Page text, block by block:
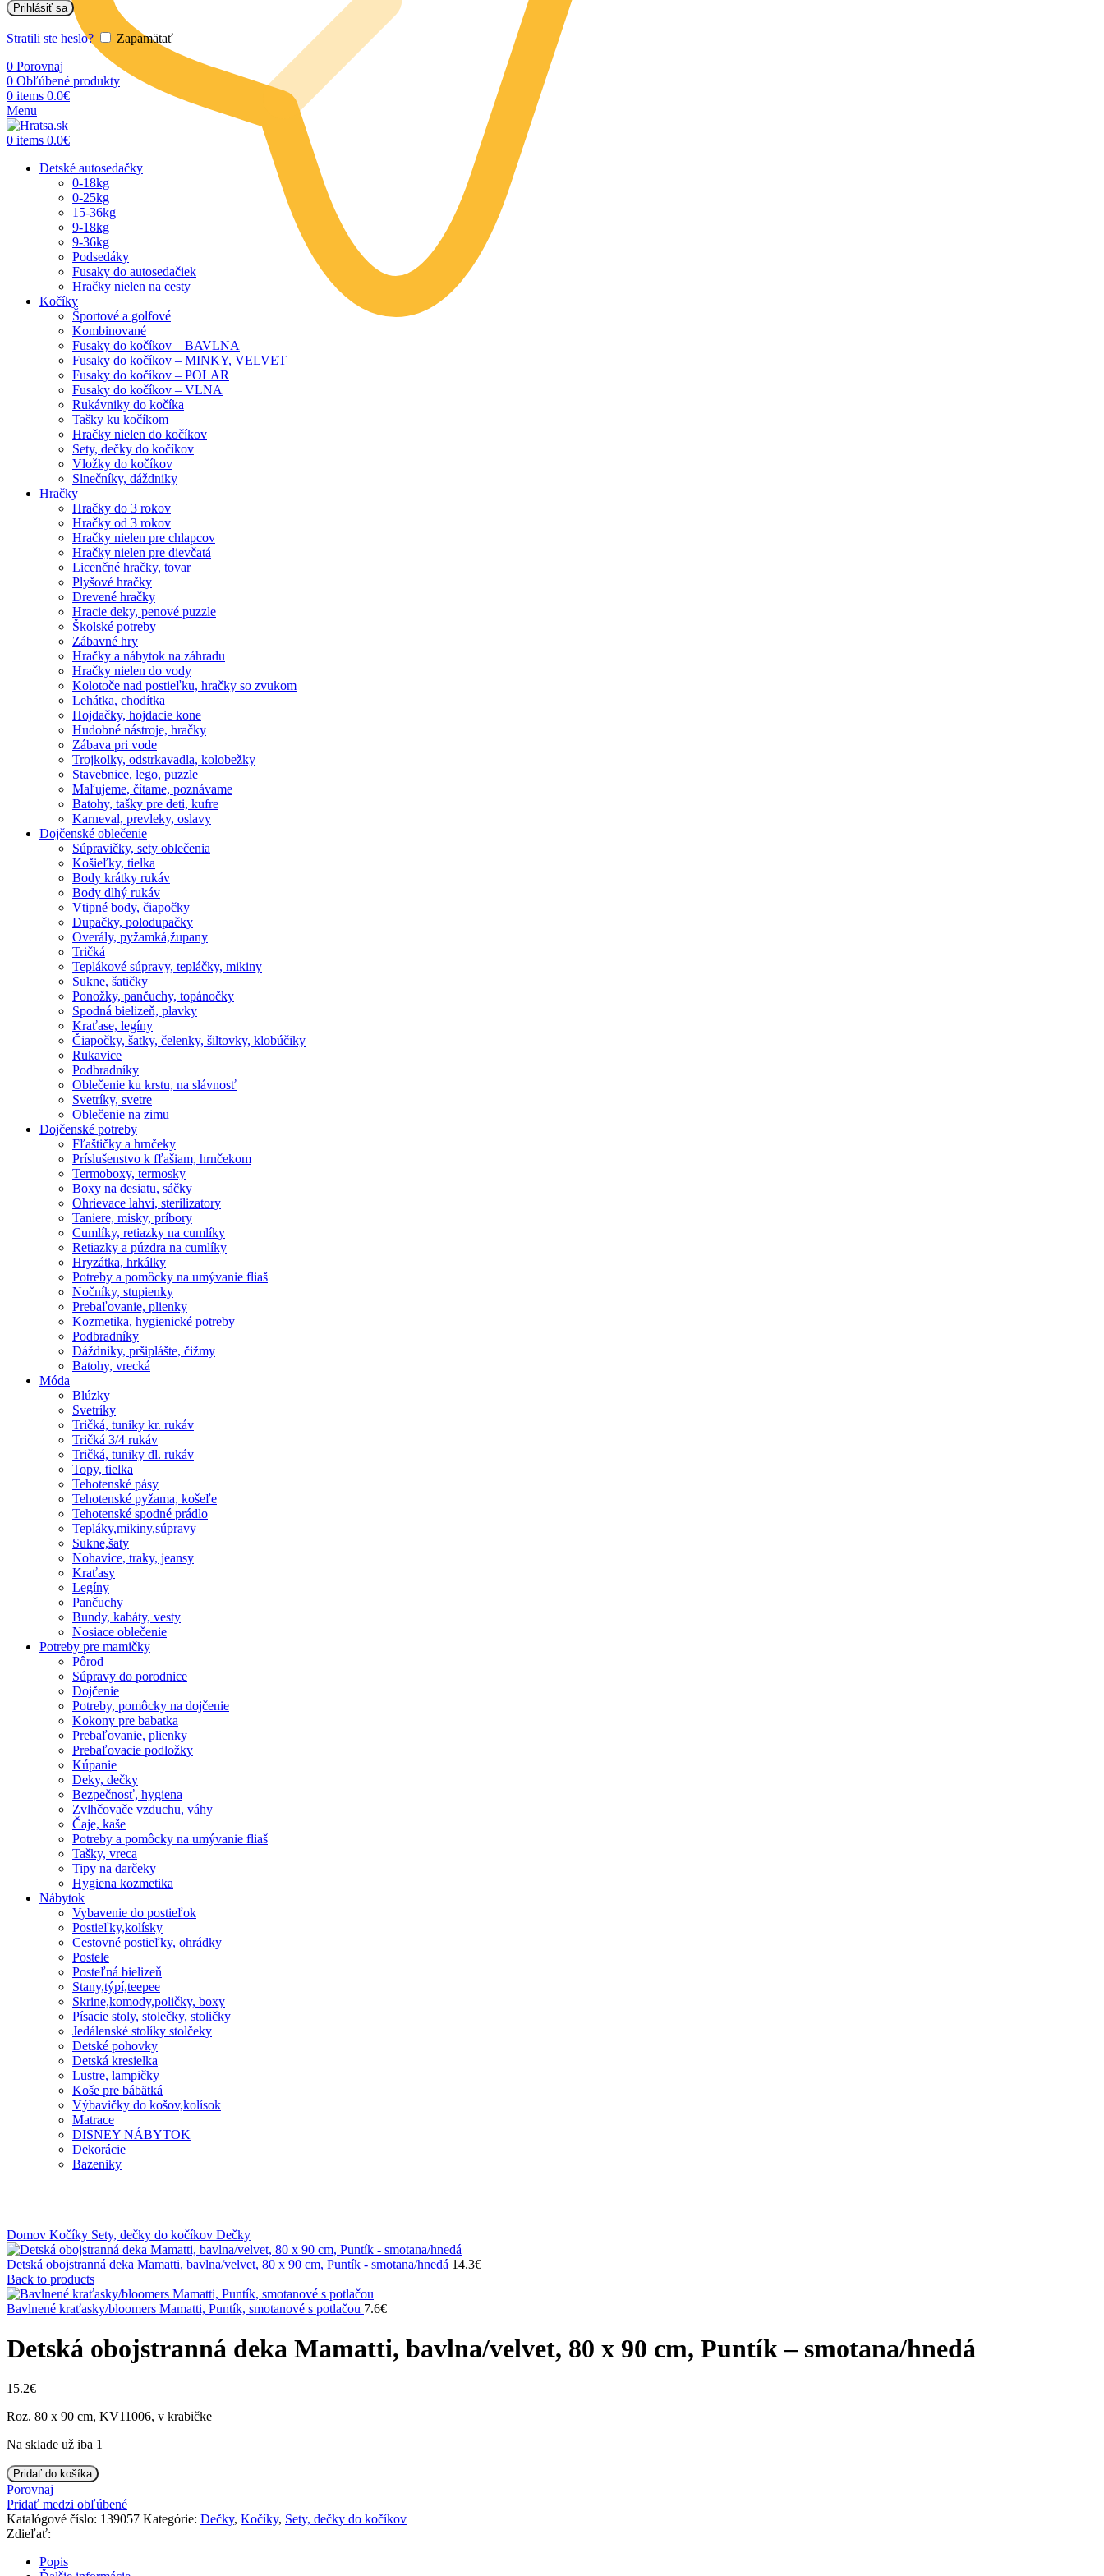
Prihlásiť sa
Stratili ste heslo?
Zapamätať
0 Porovnaj
0 Obľúbené produkty
0 items 0.0€
Menu
0 items 0.0€
Detské autosedačky
0-18kg
0-25kg
15-36kg
9-18kg
9-36kg
Podsedáky
Fusaky do autosedačiek
Hračky nielen na cesty
Kočíky
Športové a golfové
Kombinované
Fusaky do kočíkov – BAVLNA
Fusaky do kočíkov – MINKY, VELVET
Fusaky do kočíkov – POLAR
Fusaky do kočíkov – VLNA
Rukávniky do kočíka
Tašky ku kočíkom
Hračky nielen do kočíkov
Sety, dečky do kočíkov
Vložky do kočíkov
Slnečníky, dáždniky
Hračky
Hračky do 3 rokov
Hračky od 3 rokov
Hračky nielen pre chlapcov
Hračky nielen pre dievčatá
Licenčné hračky, tovar
Plyšové hračky
Drevené hračky
Hracie deky, penové puzzle
Školské potreby
Zábavné hry
Hračky a nábytok na záhradu
Hračky nielen do vody
Kolotoče nad postieľku, hračky so zvukom
Lehátka, chodítka
Hojdačky, hojdacie kone
Hudobné nástroje, hračky
Zábava pri vode
Trojkolky, odstrkavadla, kolobežky
Stavebnice, lego, puzzle
Maľujeme, čítame, poznávame
Batohy, tašky pre deti, kufre
Karneval, prevleky, oslavy
Dojčenské oblečenie
Súpravičky, sety oblečenia
Košieľky, tielka
Body krátky rukáv
Body dlhý rukáv
Vtipné body, čiapočky
Dupačky, polodupačky
Overály, pyžamká,župany
Tričká
Teplákové súpravy, tepláčky, mikiny
Sukne, šatičky
Ponožky, pančuchy, topánočky
Spodná bielizeň, plavky
Kraťase, legíny
Čiapočky, šatky, čelenky, šiltovky, klobúčiky
Rukavice
Podbradníky
Oblečenie ku krstu, na slávnosť
Svetríky, svetre
Oblečenie na zimu
Dojčenské potreby
Fľaštičky a hrnčeky
Príslušenstvo k fľašiam, hrnčekom
Termoboxy, termosky
Boxy na desiatu, sáčky
Ohrievace lahvi, sterilizatory
Taniere, misky, príbory
Cumlíky, retiazky na cumlíky
Retiazky a púzdra na cumlíky
Hryzátka, hrkálky
Potreby a pomôcky na umývanie fliaš
Nočníky, stupienky
Prebaľovanie, plienky
Kozmetika, hygienické potreby
Podbradníky
Dáždniky, pršiplášte, čižmy
Batohy, vrecká
Móda
Blúzky
Svetríky
Tričká, tuniky kr. rukáv
Tričká 3/4 rukáv
Tričká, tuniky dl. rukáv
Topy, tielka
Tehotenské pásy
Tehotenské pyžama, košeľe
Tehotenské spodné prádlo
Tepláky,mikiny,súpravy
Sukne,šaty
Nohavice, traky, jeansy
Kraťasy
Legíny
Pančuchy
Bundy, kabáty, vesty
Nosiace oblečenie
Potreby pre mamičky
Pôrod
Súpravy do porodnice
Dojčenie
Potreby, pomôcky na dojčenie
Kokony pre babatka
Prebaľovanie, plienky
Prebaľovacie podložky
Kúpanie
Deky, dečky
Bezpečnosť, hygiena
Zvlhčovače vzduchu, váhy
Čaje, kaše
Potreby a pomôcky na umývanie fliaš
Tašky, vreca
Tipy na darčeky
Hygiena kozmetika
Nábytok
Vybavenie do postieľok
Postieľky,kolísky
Cestovné postieľky, ohrádky
Postele
Posteľná bielizeň
Stany,týpí,teepee
Skrine,komody,poličky, boxy
Písacie stoly, stolečky, stoličky
Jedálenské stolíky stolčeky
Detské pohovky
Detská kresielka
Lustre, lampičky
Koše pre bábätká
Výbavičky do košov,kolísok
Matrace
DISNEY NÁBYTOK
Dekorácie
Bazeniky
Domov Kočíky Sety, dečky do kočíkov Dečky
Detská obojstranná deka Mamatti, bavlna/velvet, 80 x 90 cm, Puntík - smotana/hnedá 14.3€
Back to products
Bavlnené kraťasky/bloomers Mamatti, Puntík, smotanové s potlačou 7.6€
Detská obojstranná deka Mamatti, bavlna/velvet, 80 x 90 cm, Puntík – smotana/hnedá
15.2€
Roz. 80 x 90 cm, KV11006, v krabičke
Na sklade už iba 1
množstvo
Detská
obojstranná
deka
Mamatti,
Pridať do košíka
Porovnaj
Pridať medzi obľúbené
Katalógové číslo: 139057 Kategórie: Dečky, Kočíky, Sety, dečky do kočíkov
Zdieľať:
Popis